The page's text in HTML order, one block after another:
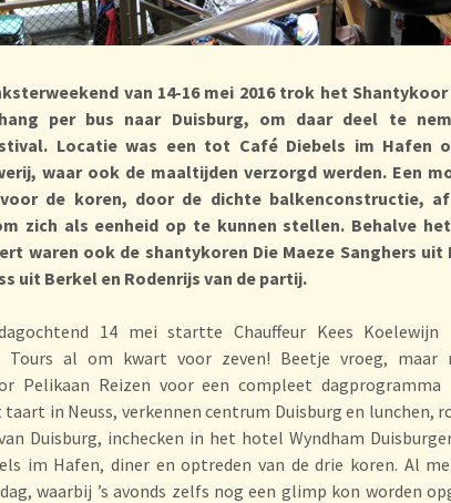
van 14-16 mei 2016 trok het
per bus naar Duisburg, om daar deel te
Locatie was een tot Café Diebels im Hafen
waar ook de maaltijden verzorgd werden. Een
de koren, door de dichte balkenconstructie,
zich als eenheid op te kunnen stellen. Behalve
waren ook de shantykoren Die Maeze Sanghers uit
uit Berkel en Rodenrijs van de partij.
14 mei startte Chauffeur Kees Koelewijn
Tours al om kwart voor zeven! Beetje vroeg, maar
Pelikaan Reizen voor een compleet dagprogramma
in Neuss, verkennen centrum Duisburg en lunchen,
Duisburg, inchecken in het hotel Wyndham
im Hafen, diner en optreden van de drie koren. Al
waarbij ’s avonds zelfs nog een glimp kon worden